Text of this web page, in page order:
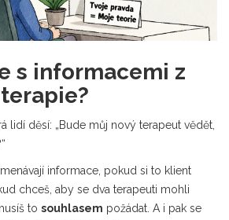
s informacemi z
lidí děsí: „Bude můj nový terapeut vědět,
informace, pokud si to klient
chceš, aby se dva terapeuti mohli
to souhlasem požádat. A i pak se